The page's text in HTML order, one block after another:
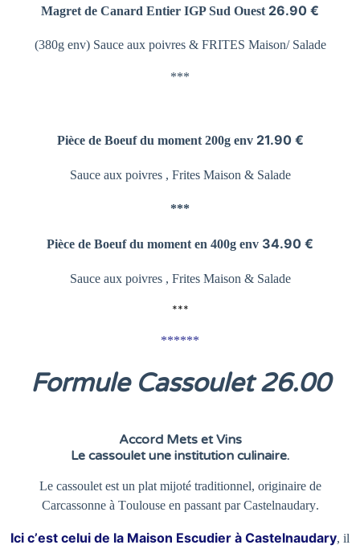
Magret de Canard Entier IGP Sud Ouest 26.90 €
(380g env) Sauce aux poivres & FRITES Maison/ Salade
***
Pièce de Boeuf du moment 200g env 21.90 €
Sauce aux poivres , Frites Maison & Salade
***
Pièce de Boeuf du moment en 400g env 34.90 €
Sauce aux poivres , Frites Maison & Salade
***
******
Formule Cassoulet 26.00
Accord Mets et Vins
Le cassoulet une institution culinaire.
Le cassoulet est un plat mijoté traditionnel, originaire de
Carcassonne à Toulouse en passant par Castelnaudary.
Ici c’est celui de la Maison Escudier à Castelnaudary, il